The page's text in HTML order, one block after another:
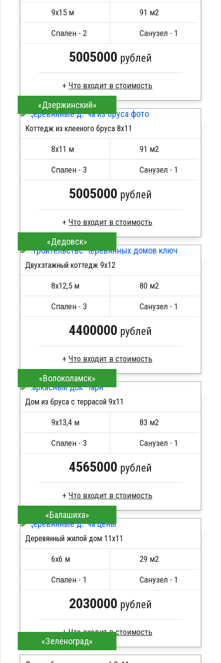
Сборка на березовые нагеля, джут
Металлические сваи 108 диаметр
9х15 м 91 м2
Спален - 2 Санузел - 1
5005000 рублей
Клееный брус
Стропила, балки 50х200 мм
Кровля металлочерепица
Сборка на березовые нагеля, джут
Металлические сваи 108 диаметр
ПОДРОБНЕЕ
«Дзержинский»
Коттедж из клееного бруса 8х11
8х11 м 91 м2
Спален - 3 Санузел - 1
5005000 рублей
Сухой брус
Стропила, балки 50х200 мм
Кровля металлочерепица
Сборка на березовые нагеля, джут
Металлические сваи 108 диаметр
ПОДРОБНЕЕ
«Дедовск»
Двухэтажный коттедж 9х12
8х12,5 м 80 м2
Спален - 3 Санузел - 1
4400000 рублей
Брус камерной сушки
Стропила, балки 50х200 мм
Кровля металлочерепица
Сборка на березовые нагеля, джут
Металлические сваи 108 диаметр
ПОДРОБНЕЕ
«Волоколамск»
Дом из бруса с террасой 9х11
9х13,4 м 83 м2
Спален - 3 Санузел - 1
4565000 рублей
Клееный брус
Стропила, балки 50х200 мм
Кровля металлочерепица
Сборка на березовые нагеля, джут
Металлические сваи 108 диаметр
ПОДРОБНЕЕ
«Балашиха»
Деревянный жилой дом 11х11
6х6 м 29 м2
Спален - 1 Санузел - 1
2030000 рублей
Брус естественной влажности
«Зеленоград»